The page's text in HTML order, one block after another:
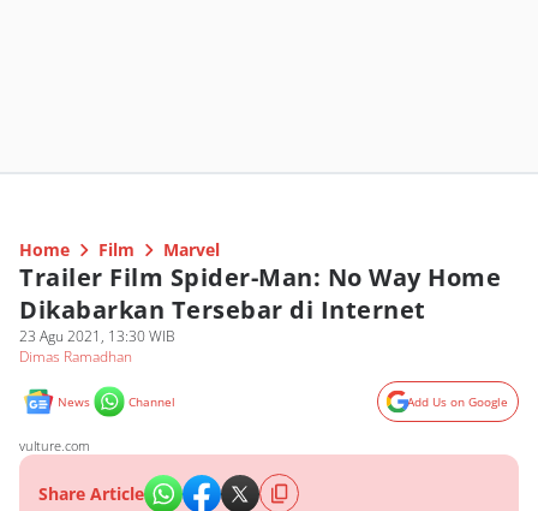
Home Film Marvel
Trailer Film Spider-Man: No Way Home
Dikabarkan Tersebar di Internet
23 Agu 2021, 13:30 WIB
Dimas Ramadhan
News Channel Add Us on Google
vulture.com
Share Article